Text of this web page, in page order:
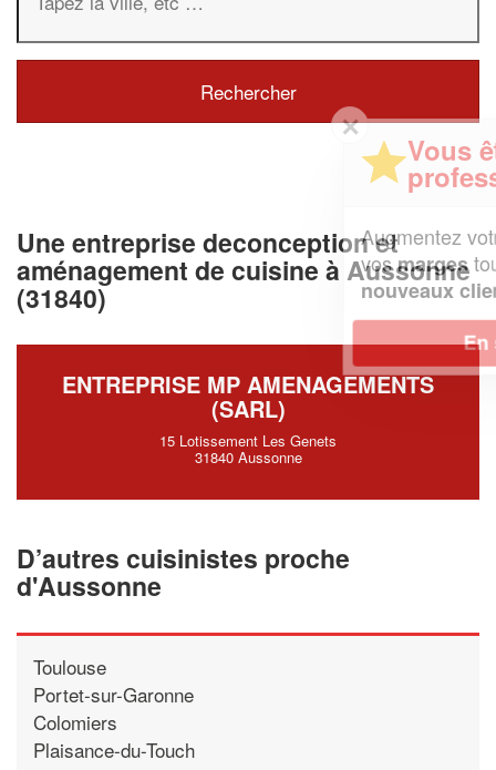
Une entreprise deconception et
aménagement de cuisine à Aussonne
(31840)
ENTREPRISE MP AMENAGEMENTS
(SARL)
15 Lotissement Les Genets
31840 Aussonne
D’autres cuisinistes proche
d'Aussonne
Toulouse
Portet-sur-Garonne
Colomiers
Plaisance-du-Touch
✕
professionnel ?
Augmentez votrechiffre d'affaireset
vosmargestout en gagnant de
nouveaux clients!
En savoir plus